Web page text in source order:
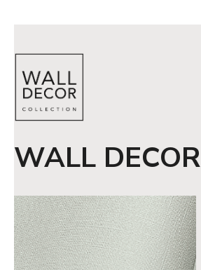
WALL DECOR